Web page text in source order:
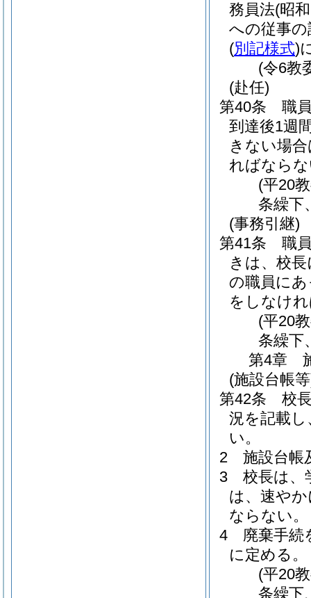
務員法(昭
への従事の
(別記様式)
(令6教
(赴任)
第40条
職
到達後1週
きない場
ればなら
(平20
条繰下
(事務引継)
第41条
職
きは、校
の職員に
をしなけ
(平20
条繰下
第4章
(施設台帳
第42条
校
況を記載
い。
2
施設台帳
3
校長は、
は、速や
ならない。
4
廃棄手続
に定める。
(平20
条繰下